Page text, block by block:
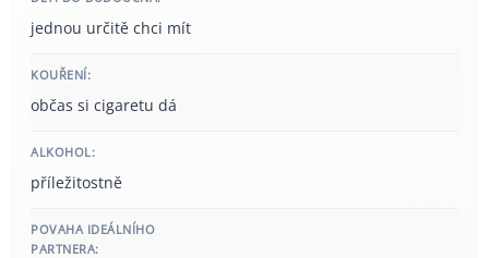
jednou určitě chci mít
KOUŘENÍ:
občas si cigaretu dá
ALKOHOL:
příležitostně
POVAHA IDEÁLNÍHO
PARTNERA: